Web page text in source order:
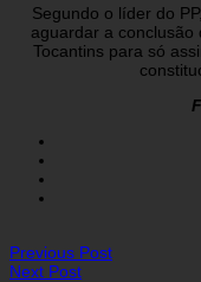
Segundo o líder do
aguardar a conclusão
Tocantins para só
Previous Post
Next Post